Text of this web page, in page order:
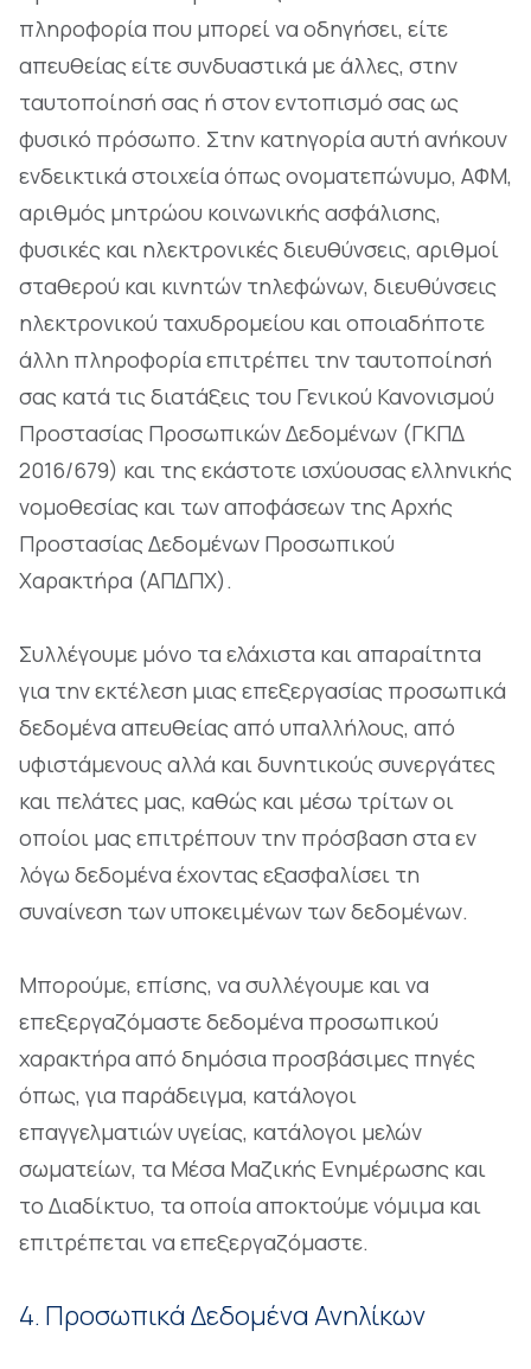
πληροφορία που μπορεί να οδηγήσει, είτε
απευθείας είτε συνδυαστικά με άλλες, στην
ταυτοποίησή σας ή στον εντοπισμό σας ως
φυσικό πρόσωπο. Στην κατηγορία αυτή ανήκουν
ενδεικτικά στοιχεία όπως ονοματεπώνυμο, ΑΦΜ,
αριθμός μητρώου κοινωνικής ασφάλισης,
φυσικές και ηλεκτρονικές διευθύνσεις, αριθμοί
σταθερού και κινητών τηλεφώνων, διευθύνσεις
ηλεκτρονικού ταχυδρομείου και οποιαδήποτε
άλλη πληροφορία επιτρέπει την ταυτοποίησή
σας κατά τις διατάξεις του Γενικού Κανονισμού
Προστασίας Προσωπικών Δεδομένων (ΓΚΠΔ
2016/679) και της εκάστοτε ισχύουσας ελληνικής
νομοθεσίας και των αποφάσεων της Αρχής
Προστασίας Δεδομένων Προσωπικού
Χαρακτήρα (ΑΠΔΠΧ).
Συλλέγουμε μόνο τα ελάχιστα και απαραίτητα
για την εκτέλεση μιας επεξεργασίας προσωπικά
δεδομένα απευθείας από υπαλλήλους, από
υφιστάμενους αλλά και δυνητικούς συνεργάτες
και πελάτες μας, καθώς και μέσω τρίτων οι
οποίοι μας επιτρέπουν την πρόσβαση στα εν
λόγω δεδομένα έχοντας εξασφαλίσει τη
συναίνεση των υποκειμένων των δεδομένων.
Μπορούμε, επίσης, να συλλέγουμε και να
επεξεργαζόμαστε δεδομένα προσωπικού
χαρακτήρα από δημόσια προσβάσιμες πηγές
όπως, για παράδειγμα, κατάλογοι
επαγγελματιών υγείας, κατάλογοι μελών
σωματείων, τα Μέσα Μαζικής Ενημέρωσης και
το Διαδίκτυο, τα οποία αποκτούμε νόμιμα και
επιτρέπεται να επεξεργαζόμαστε.
4. Προσωπικά Δεδομένα Ανηλίκων